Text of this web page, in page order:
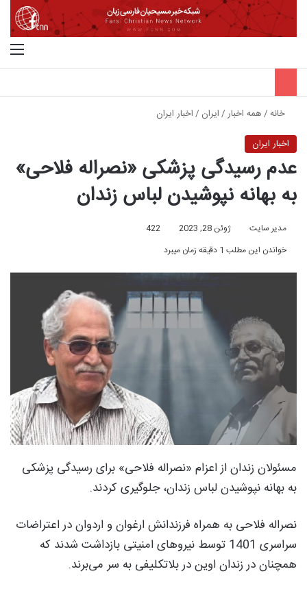
خانه/همه اخبار/ایران /اخبار ایران
اخبار ایران
عدم رسیدگی پزشکی «نصراله فلاحی»
به بهانه نپوشیدن لباس زندان
مدیر سایت ژوئن 28, 2023
422
خواندن این مطلب 1 دقیقه زمان میبرد
مسئولان زندان از اعزام «نصراله فلاحی» برای رسیدگی پزشکی
به بهانه نپوشیدن لباس زندان، جلوگیری کردند.
نصراله فلاحی به همراه فرزندانش ارغوان و اردوان در اعتراضات
سراسری 1401 توسط نیروهای امنیتی بازداشت شدند که
همچنان در زندان اوین در بلاتکلیفی به سر می‌برند.